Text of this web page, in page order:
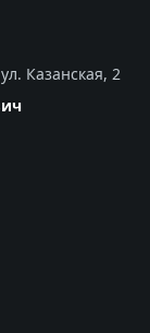
Казанская, 2